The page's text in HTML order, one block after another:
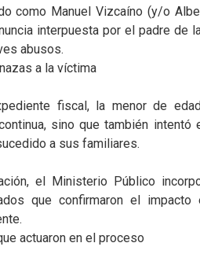
como Manuel Vizcaíno (y/o
interpuesta por el padre de
abusos.
a la víctima
fiscal, la menor de
sino que también intentó
a sus familiares.
el Ministerio Público
que confirmaron el
actuaron en el proceso